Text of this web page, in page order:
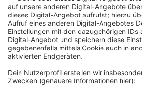
an Autos in der Gronau und der
Kratzer im Autolack.CM
Anzeige